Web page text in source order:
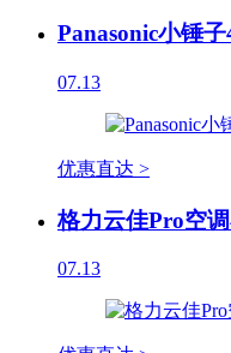
Panasonic小锤
07.13
优惠直达 >
格力云佳Pro空
07.13